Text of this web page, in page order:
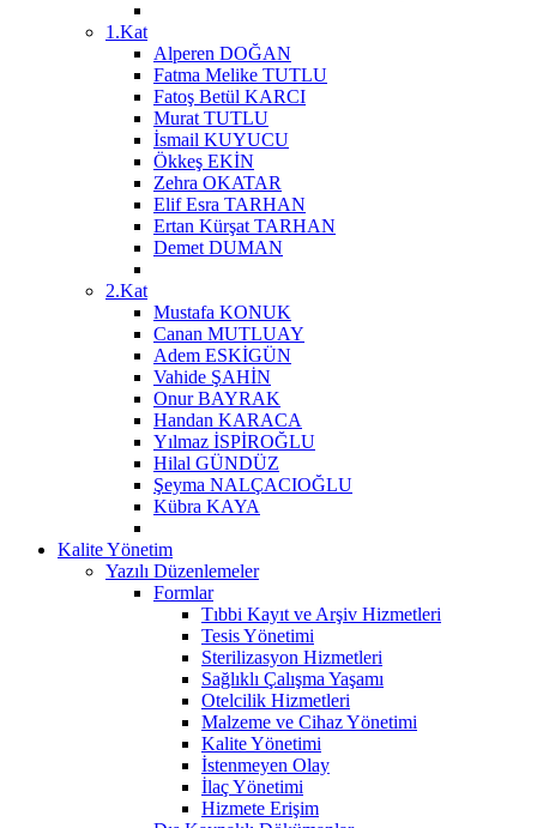
1.Kat
Alperen DOĞAN
Fatma Melike TUTLU
Fatoş Betül KARCI
Murat TUTLU
İsmail KUYUCU
Ökkeş EKİN
Zehra OKATAR
Elif Esra TARHAN
Ertan Kürşat TARHAN
Demet DUMAN
2.Kat
Mustafa KONUK
Canan MUTLUAY
Adem ESKİGÜN
Vahide ŞAHİN
Onur BAYRAK
Handan KARACA
Yılmaz İSPİROĞLU
Hilal GÜNDÜZ
Şeyma NALÇACIOĞLU
Kübra KAYA
Kalite Yönetim
Yazılı Düzenlemeler
Formlar
Tıbbi Kayıt ve Arşiv Hizmetleri
Tesis Yönetimi
Sterilizasyon Hizmetleri
Sağlıklı Çalışma Yaşamı
Otelcilik Hizmetleri
Malzeme ve Cihaz Yönetimi
Kalite Yönetimi
İstenmeyen Olay
İlaç Yönetimi
Hizmete Erişim